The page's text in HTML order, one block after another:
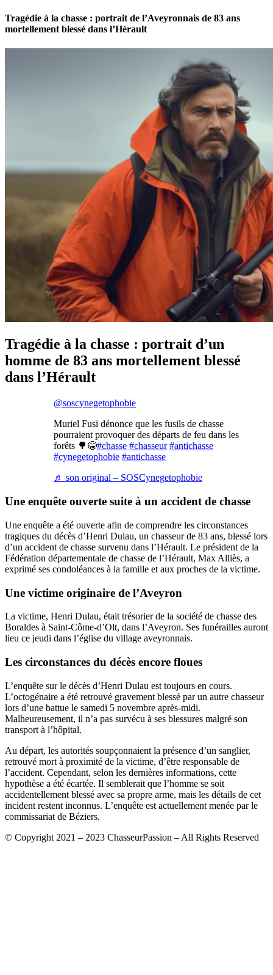
Tragédie à la chasse : portrait de l’Aveyronnais de 83 ans
mortellement blessé dans l’Hérault
Tragédie à la chasse : portrait d’un
homme de 83 ans mortellement blessé
dans l’Hérault
@soscynegetophobie
Muriel Fusi dénonce que les fusils de chasse
pourraient provoquer des départs de feu dans les
forêts 🌳😂#chasse #chasseur #antichasse
#cynegetophobie #antichasse
♬ son original – SOSCynegetophobie
Une enquête ouverte suite à un accident de chasse
Une enquête a été ouverte afin de comprendre les circonstances
tragiques du décès d’Henri Dulau, un chasseur de 83 ans, blessé lors
d’un accident de chasse survenu dans l’Hérault. Le président de la
Fédération départementale de chasse de l’Hérault, Max Alliès, a
exprimé ses condoléances à la famille et aux proches de la victime.
Une victime originaire de l’Aveyron
La victime, Henri Dulau, était trésorier de la société de chasse des
Boraldes à Saint-Côme-d’Olt, dans l’Aveyron. Ses funérailles auront
lieu ce jeudi dans l’église du village aveyronnais.
Les circonstances du décès encore floues
L’enquête sur le décès d’Henri Dulau est toujours en cours.
L’octogénaire a été retrouvé gravement blessé par un autre chasseur
lors d’une battue le samedi 5 novembre après-midi.
Malheureusement, il n’a pas survécu à ses blessures malgré son
transport à l’hôpital.
Au départ, les autorités soupçonnaient la présence d’un sanglier,
retrouvé mort à proximité de la victime, d’être responsable de
l’accident. Cependant, selon les dernières informations, cette
hypothèse a été écartée. Il semblerait que l’homme se soit
accidentellement blessé avec sa propre arme, mais les détails de cet
incident restent inconnus. L’enquête est actuellement menée par le
commissariat de Béziers.
© Copyright 2021 – 2023 ChasseurPassion – All Rights Reserved